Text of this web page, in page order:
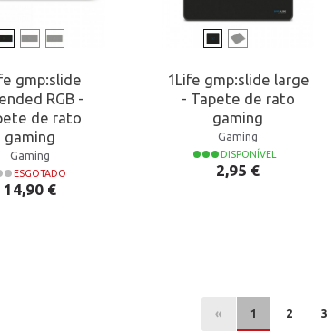
gmp:slide
RGB -
de rato
gaming
Gaming
ESGOTADO
Preço
14,90 €
1Life gmp:slide large
- Tapete de rato
gaming
Gaming
DISPONÍVEL
Preço
2,95 €
« 1 2 3